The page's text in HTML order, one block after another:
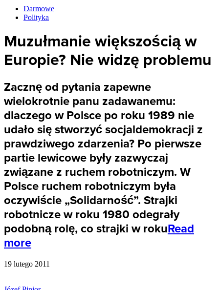
Darmowe
Polityka
Muzułmanie większością w
Europie? Nie widzę problemu
Zacznę od pytania zapewne
wielokrotnie panu zadawanemu:
dlaczego w Polsce po roku 1989 nie
udało się stworzyć socjaldemokracji z
prawdziwego zdarzenia? Po pierwsze
partie lewicowe były zazwyczaj
związane z ruchem robotniczym. W
Polsce ruchem robotniczym była
oczywiście „Solidarność”. Strajki
robotnicze w roku 1980 odegrały
podobną rolę, co strajki w rokuRead
more
19 lutego 2011